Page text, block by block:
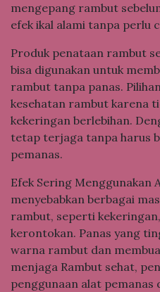
mengepang rambut
efek ikal alami tanpa perlu
Produk penataan rambut
bisa digunakan untuk
rambut tanpa panas.
kesehatan rambut karena
kekeringan berlebihan.
tetap terjaga tanpa harus
pemanas.
Efek Sering Menggunakan
menyebabkan berbagai
rambut, seperti
kerontokan. Panas yang
warna rambut dan
menjaga Rambut sehat,
penggunaan alat pemanas